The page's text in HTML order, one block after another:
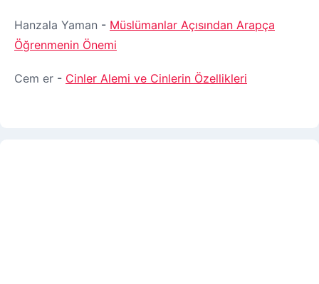
Hanzala Yaman - Müslümanlar Açısından Arapça
Öğrenmenin Önemi
Cem er - Cinler Alemi ve Cinlerin Özellikleri